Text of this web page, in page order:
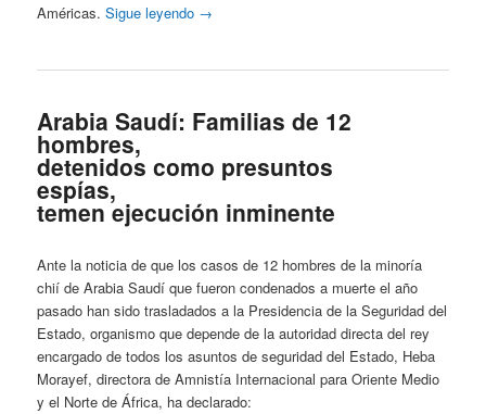
Américas.Sigue leyendo →
Arabia Saudí: Familias de 12
hombres,
detenidos como presuntos
espías,
temen ejecución inminente
Ante la noticia de que los casos de 12 hombres de la minoría
chií de Arabia Saudí que fueron condenados a muerte el año
pasado han sido trasladados a la Presidencia de la Seguridad del
Estado, organismo que depende de la autoridad directa del rey
encargado de todos los asuntos de seguridad del Estado, Heba
Morayef, directora de Amnistía Internacional para Oriente Medio
y el Norte de África, ha declarado: